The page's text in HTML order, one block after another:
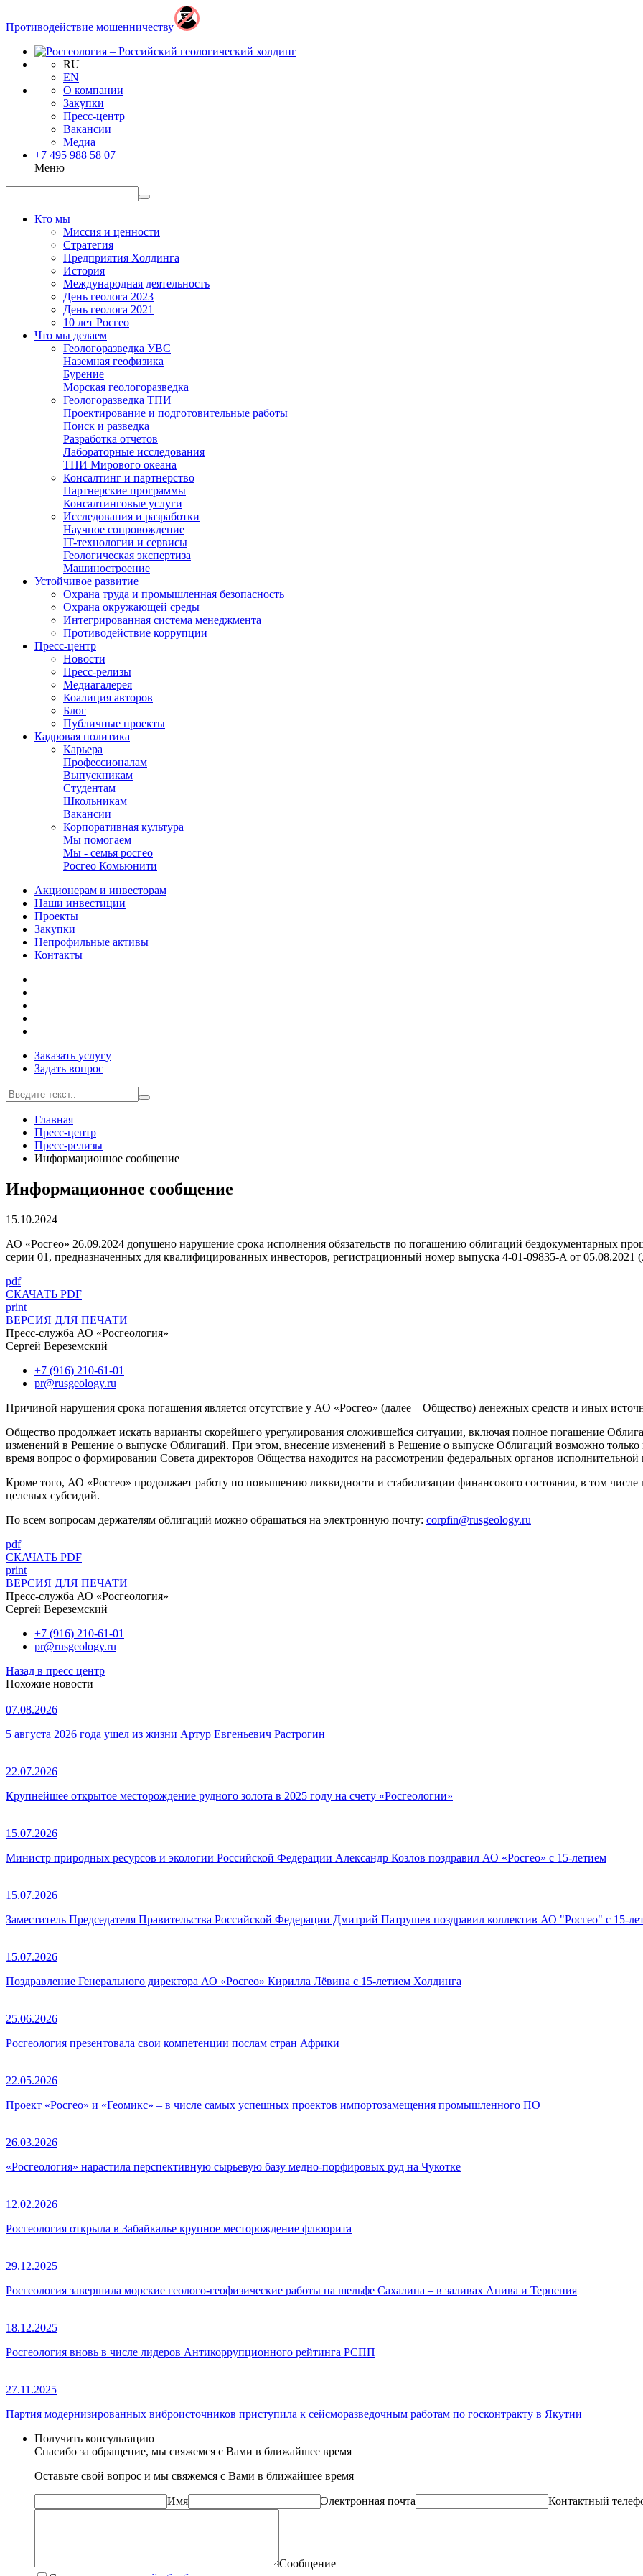
Противодействие мошенничеству
RU
EN
О компании
Закупки
Пресс-центр
Вакансии
Медиа
+7 495 988 58 07
Меню
Кто мы
Миссия и ценности
Стратегия
Предприятия Холдинга
История
Международная деятельность
День геолога 2023
День геолога 2021
10 лет Росгео
Что мы делаем
Геологоразведка УВС
Наземная геофизика
Бурение
Морская геологоразведка
Геологоразведка ТПИ
Проектирование и подготовительные работы
Поиск и разведка
Разработка отчетов
Лабораторные исследования
ТПИ Мирового океана
Консалтинг и партнерство
Партнерские программы
Консалтинговые услуги
Исследования и разработки
Научное сопровождение
IT-технологии и сервисы
Геологическая экспертиза
Машиностроение
Устойчивое развитие
Охрана труда и промышленная безопасность
Охрана окружающей среды
Интегрированная система менеджмента
Противодействие коррупции
Пресс-центр
Новости
Пресс-релизы
Медиагалерея
Коалиция авторов
Блог
Публичные проекты
Кадровая политика
Карьера
Профессионалам
Выпускникам
Студентам
Школьникам
Вакансии
Корпоративная культура
Мы помогаем
Мы - семья росгео
Росгео Комьюнити
Акционерам и инвесторам
Наши инвестиции
Проекты
Закупки
Непрофильные активы
Контакты
Заказать услугу
Задать вопрос
Главная
Пресс-центр
Пресс-релизы
Информационное сообщение
Информационное сообщение
15.10.2024
АО «Росгео» 26.09.2024 допущено нарушение срока исполнения обязательств по погашению облигаций бездокументарных
серии 01, предназначенных для квалифицированных инвесторов, регистрационный номер выпуска 4-01-09835-A от 05.08.2021
pdf
СКАЧАТЬ PDF
print
ВЕРСИЯ ДЛЯ ПЕЧАТИ
Пресс-служба АО «Росгеология»
Сергей Вереземский
+7 (916) 210-61-01
pr@rusgeology.ru
Причиной нарушения срока погашения является отсутствие у АО «Росгео» (далее – Общество) денежных средств и иных
Общество продолжает искать варианты скорейшего урегулирования сложившейся ситуации, включая полное погашение
изменений в Решение о выпуске Облигаций. При этом, внесение изменений в Решение о выпуске Облигаций возможно
время вопрос о формировании Совета директоров Общества находится на рассмотрении федеральных органов
Кроме того, АО «Росгео» продолжает работу по повышению ликвидности и стабилизации финансового состояния, в том
целевых субсидий.
По всем вопросам держателям облигаций можно обращаться на электронную почту: corpfin@rusgeology.ru
pdf
СКАЧАТЬ PDF
print
ВЕРСИЯ ДЛЯ ПЕЧАТИ
Пресс-служба АО «Росгеология»
Сергей Вереземский
+7 (916) 210-61-01
pr@rusgeology.ru
Назад в пресс центр
Похожие новости
07.08.2026
5 августа 2026 года ушел из жизни Артур Евгеньевич Растрогин
22.07.2026
Крупнейшее открытое месторождение рудного золота в 2025 году на счету «Росгеологии»
15.07.2026
Министр природных ресурсов и экологии Российской Федерации Александр Козлов поздравил АО «Росгео» с 15-летием
15.07.2026
Заместитель Председателя Правительства Российской Федерации Дмитрий Патрушев поздравил коллектив АО "Росгео" с 15-
15.07.2026
Поздравление Генерального директора АО «Росгео» Кирилла Лёвина с 15-летием Холдинга
25.06.2026
Росгеология презентовала свои компетенции послам стран Африки
22.05.2026
Проект «Росгео» и «Геомикс» – в числе самых успешных проектов импортозамещения промышленного ПО
26.03.2026
«Росгеология» нарастила перспективную сырьевую базу медно-порфировых руд на Чукотке
12.02.2026
Росгеология открыла в Забайкалье крупное месторождение флюорита
29.12.2025
Росгеология завершила морские геолого-геофизические работы на шельфе Сахалина – в заливах Анива и Терпения
18.12.2025
Росгеология вновь в числе лидеров Антикоррупционного рейтинга РСПП
27.11.2025
Партия модернизированных виброисточников приступила к сейсморазведочным работам по госконтракту в Якутии
Получить консультацию
Спасибо за обращение, мы свяжемся с Вами в ближайшее время
Оставьте свой вопрос и мы свяжемся с Вами в ближайшее время
Имя Электронная почта Контактный
Сообщение